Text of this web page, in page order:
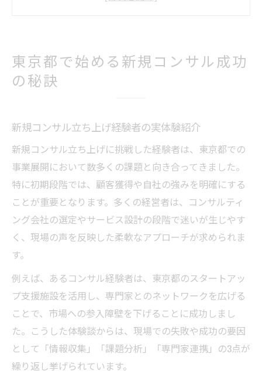
コンサル立ち上げ時に押さえる支援活用法
東京都で受けられるコンサル支援サービス
コンサルティング活用で事業費用を最適化
新規事業支援に強いコンサルの見極め方
起業支援施設とコンサル併用のメリット解
説
公的支援と民間コンサルの使い分け戦略
スタートアップ支援を活かすコンサル選び方
スタートアップ向けコンサルの特徴と実績
設
コンサル選定時に比較したい3つの指標
新規事業推進に強いコンサル活用事例
新規事業開発を目指すなら東京都のコンサルへ
東京都で始める新規コンサル成功
の秘訣
新規コンサル立ち上げ経験者の実体験紹介
新規コンサル立ち上げに挑戦した経験者は、東京都での
事業展開において数多くの課題と向き合ってきました。
特に初期段階では、顧客獲得や自社の強みを明確にする
ことが重要となります。多くの経営者は、コンサルティ
ング会社の選定やサービス設計の段階で迷いが生じやす
く、現場の声を反映した柔軟なアプローチが求められま
す。
例えば、あるコンサル経験者は、東京都のスタートアッ
プ支援施設を活用し、専門家とのネットワークを広げる
ことで、市場への参入障壁を下げることに成功しまし
た。こうした体験談からは、現場での失敗や成功の要因
として「情報収集」「課題分析」「専門家連携」の3点が
繰り返し挙げられています。